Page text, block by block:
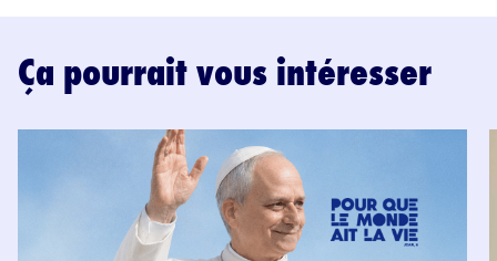
Ça pourrait vous intéresser